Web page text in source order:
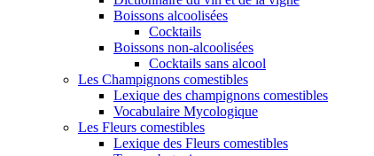
Boissons alcoolisées
Cocktails
Boissons non-alcoolisées
Cocktails sans alcool
Les Champignons comestibles
Lexique des champignons comestibles
Vocabulaire Mycologique
Les Fleurs comestibles
Lexique des Fleurs comestibles